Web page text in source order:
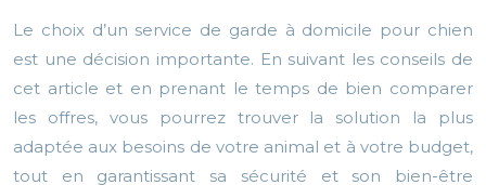
Le choix d’un service de garde à domicile pour chien
est une décision importante. En suivant les conseils de
cet article et en prenant le temps de bien comparer
les offres, vous pourrez trouver la solution la plus
adaptée aux besoins de votre animal et à votre budget,
tout en garantissant sa sécurité et son bien-être